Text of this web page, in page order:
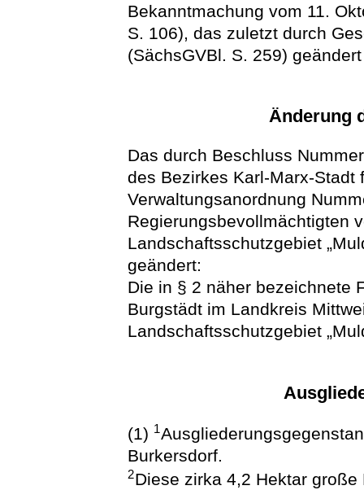
Bekanntmachung vom 11.
S. 106), das zuletzt durch
(SächsGVBl. S. 259)
Änderung
Das durch Beschluss
des Bezirkes Karl-Marx-Stadt
Verwaltungsanordnung
Regierungsbevollmächtigten
Landschaftsschutzgebiet
geändert:
Die in § 2 näher bezeichnete
Burgstädt im Landkreis
Landschaftsschutzgebiet
(1) 1
Burkersdorf.
2Diese zirka 4,2 Hektar